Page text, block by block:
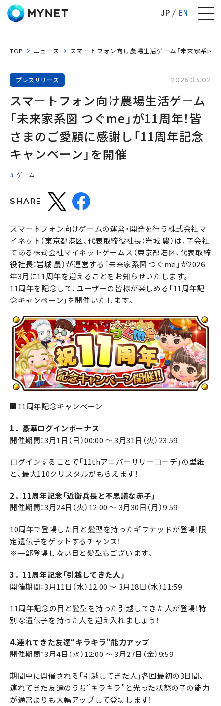
JP EN
TOP ニュース スマートフォン向け農場生活ゲーム「未来家系図
プレスリリース 2026.03.02
スマートフォン向け農場生活ゲーム
「未来家系図 つぐme」が11周年！皆
さまのご愛顧に感謝し「11周年記念
キャンペーン」を開催
ゲーム
SHARE
スマートフォン向けゲームの運営・開発を行う株式会社マ
イネット（東京都港区、代表取締役社長：岩城 農）は、子会社
である株式会社マイネットゲームス（東京都港区、代表取締
役社長：岩城 農）が運営する「未来家系図 つぐme」が2026
年3月に11周年を迎えることをお知らせいたします。
11周年を記念して、ユーザーの皆様が楽しめる「11周年記
念キャンペーン」を開催いたします。
■11周年記念キャンペーン
1．豪華ログインボーナス
開催期間：3月1日（日）00:00 ～ 3月31日（火）23:59
ログインすることで「11thアニバーサリーコーデ」の型紙
と、最大110クリスタルがもらえます！
2．11周年記念「近衛兵長と不思議な赤子」
開催期間：3月24日（火）12:00 ～ 3月30日（月）9:59
10周年で登場した目と髪型を持ったギフテッドが登場！限
定遺伝子をゲットするチャンス！
※一部登場しない目と髪型もございます。
3．11周年記念「引越してきた人」
開催期間：3月11日（水）12:00 ～ 3月18日（水）11:59
11周年記念の目と髪型を持った引越してきた人が登場！特
別な遺伝子を持った人を迎え入れましょう！
4.連れてきた友達“キラキラ”能力アップ
開催期間：3月4日（水）12:00 ～ 3月27日（金）9:59
期間中に開催される「引越してきた人」各回最初の3日間、
連れてきた友達のうち“キラキラ”と光った状態の子の能力
が通常よりも大幅アップして登場します！